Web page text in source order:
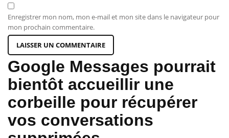
Enregistrer mon nom, mon e-mail et mon site dans le navigateur pour
mon prochain commentaire.
Google Messages pourrait
bientôt accueillir une
corbeille pour récupérer
vos conversations